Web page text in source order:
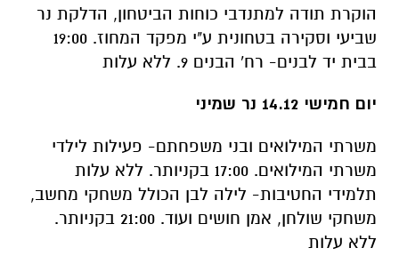
הוקרת תודה למתנדבי כוחות הביטחון, הדלקת נר
שביעי וסקירה בטחונית ע"י מפקד המחוז. 19:00
בבית יד לבנים- רח' הבנים 9. ללא עלות
יום חמישי 14.12 נר שמיני
משרתי המילואים ובני משפחתם- פעילות לילדי
משרתי המילואים. 17:00 בקניותר. ללא עלות
תלמידי החטיבות- לילה לבן הכולל משחקי מחשב,
משחקי שולחן, אמן חושים ועוד. 21:00 בקניותר.
ללא עלות